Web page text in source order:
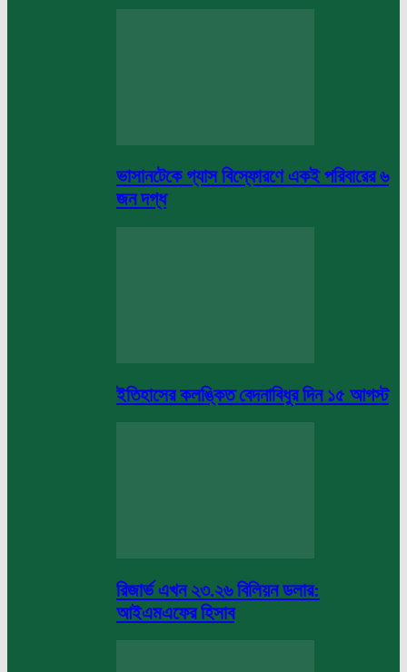
ভাসানটেকে গ্যাস বিস্ফোরণে একই পরিবারের ৬
জন দগ্ধ
ইতিহাসের কলঙ্কিত বেদনাবিধুর দিন ১৫ আগস্ট
রিজার্ভ এখন ২৩.২৬ বিলিয়ন ডলার:
আইএমএফের হিসাব